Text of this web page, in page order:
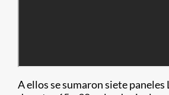
A ellos se sumaron siete